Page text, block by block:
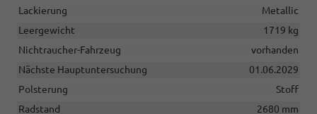
Lackierung
Metallic
Leergewicht
1719 kg
Nichtraucher-Fahrzeug
vorhanden
Nächste Hauptuntersuchung
01.06.2029
Polsterung
Stoff
Radstand
2680 mm